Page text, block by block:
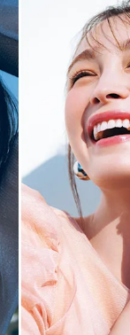
2026
リップケ
憧れのア
しく |
]
7, 2026
る！
の名品3選
正直レビ
シィ]
9, 2026
】みんなが
アワード総
３選 |
]